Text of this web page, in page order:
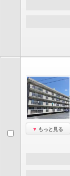
もっと見る